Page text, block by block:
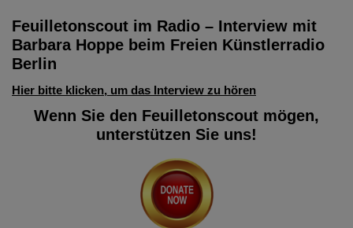
Feuilletonscout im Radio – Interview mit
Barbara Hoppe beim Freien Künstlerradio
Berlin
Hier bitte klicken, um das Interview zu hören
Wenn Sie den Feuilletonscout mögen,
unterstützen Sie uns!